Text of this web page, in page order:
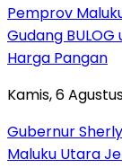
Pemprov
Gudang
Harga Pangan
Kamis, 6
Gubernur
Maluku Utara